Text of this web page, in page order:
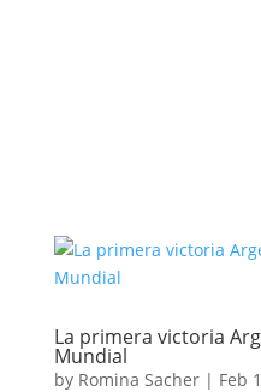
La primera victoria
Mundial
by Romina Sacher| Feb